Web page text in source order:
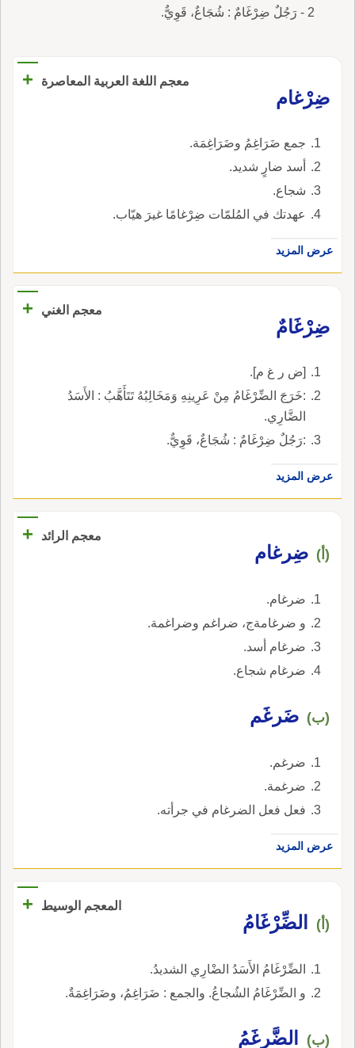
2 - رَجُلٌ ضِرْغَامٌ : شُجَاعٌ، قَوِيٌّ.
معجم اللغة العربية المعاصرة
+
ضِرْغام
جمع ضَرَاغِمُ وضَرَاغِمَة.
أسد ضارٍ شديد.
شجاع.
عهدتك في المُلمّات ضِرْغامًا غيرَ هيّاب.
عرض المزيد
معجم الغني
+
ضِرْغَامٌ
[ض ر غ م].
:خَرَجَ الضِّرْغَامُ مِنْ عَرِينِهِ وَمَخَالِبُهُ تَتَأَهَّبُ : الأَسَدُ
الضَّارِي.
:رَجُلٌ ضِرْغَامٌ : شُجَاعٌ، قَوِيٌّ.
عرض المزيد
معجم الرائد +
(أ) ضِرغام
ضرغام.
و ضرغامةج، ضراغم وضراغمة.
ضرغام أسد.
ضرغام شجاع.
(ب) ضَرغَم
ضرغم.
ضرغمة.
فعل فعل الضرغام في جرأته.
عرض المزيد
المعجم الوسيط +
(أ) الضِّرْغَامُ
الضِّرْغَامُ الأَسَدُ الضْارِي الشديدُ.
و الضِّرْغَامُ الشُجاعُ. والجمع : ضَرَاغِمُ، وضَرَاغِمَةٌ.
(ب) الضَّرغَمُ